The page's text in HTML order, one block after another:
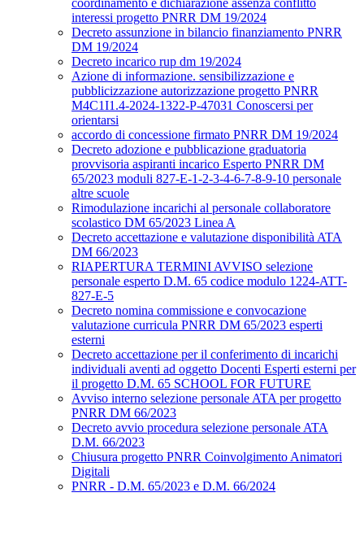
coordinamento e dichiarazione assenza conflitto
interessi progetto PNRR DM 19/2024
Decreto assunzione in bilancio finanziamento PNRR
DM 19/2024
Decreto incarico rup dm 19/2024
Azione di informazione. sensibilizzazione e
pubblicizzazione autorizzazione progetto PNRR
M4C1I1.4-2024-1322-P-47031 Conoscersi per
orientarsi
accordo di concessione firmato PNRR DM 19/2024
Decreto adozione e pubblicazione graduatoria
provvisoria aspiranti incarico Esperto PNRR DM
65/2023 moduli 827-E-1-2-3-4-6-7-8-9-10 personale
altre scuole
Rimodulazione incarichi al personale collaboratore
scolastico DM 65/2023 Linea A
Decreto accettazione e valutazione disponibilità ATA
DM 66/2023
RIAPERTURA TERMINI AVVISO selezione
personale esperto D.M. 65 codice modulo 1224-ATT-
827-E-5
Decreto nomina commissione e convocazione
valutazione curricula PNRR DM 65/2023 esperti
esterni
Decreto accettazione per il conferimento di incarichi
individuali aventi ad oggetto Docenti Esperti esterni per
il progetto D.M. 65 SCHOOL FOR FUTURE
Avviso interno selezione personale ATA per progetto
PNRR DM 66/2023
Decreto avvio procedura selezione personale ATA
D.M. 66/2023
Chiusura progetto PNRR Coinvolgimento Animatori
Digitali
PNRR - D.M. 65/2023 e D.M. 66/2024